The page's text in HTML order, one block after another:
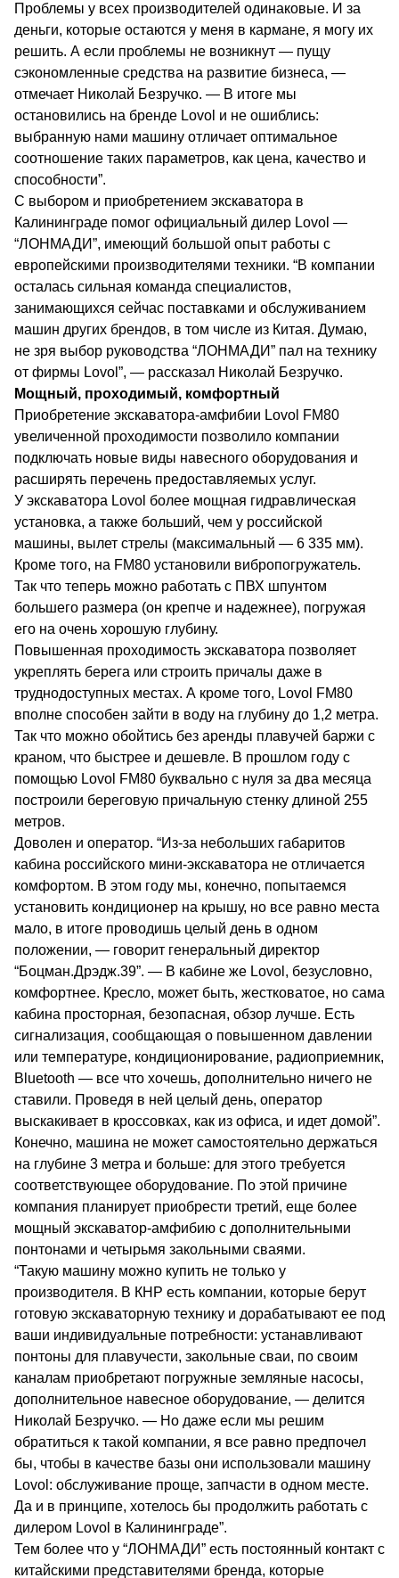
Проблемы у всех производителей одинаковые. И за
деньги, которые остаются у меня в кармане, я могу их
решить. А если проблемы не возникнут — пущу
сэкономленные средства на развитие бизнеса, —
отмечает Николай Безручко. — В итоге мы
остановились на бренде Lovol и не ошиблись:
выбранную нами машину отличает оптимальное
соотношение таких параметров, как цена, качество и
способности”.
С выбором и приобретением экскаватора в
Калининграде помог официальный дилер Lovol —
“ЛОНМАДИ”, имеющий большой опыт работы с
европейскими производителями техники. “В компании
осталась сильная команда специалистов,
занимающихся сейчас поставками и обслуживанием
машин других брендов, в том числе из Китая. Думаю,
не зря выбор руководства “ЛОНМАДИ” пал на технику
от фирмы Lovol”, — рассказал Николай Безручко.
Мощный, проходимый, комфортный
Приобретение экскаватора-амфибии Lovol FM80
увеличенной проходимости позволило компании
подключать новые виды навесного оборудования и
расширять перечень предоставляемых услуг.
У экскаватора Lovol более мощная гидравлическая
установка, а также больший, чем у российской
машины, вылет стрелы (максимальный — 6 335 мм).
Кроме того, на FM80 установили вибропогружатель.
Так что теперь можно работать с ПВХ шпунтом
большего размера (он крепче и надежнее), погружая
его на очень хорошую глубину.
Повышенная проходимость экскаватора позволяет
укреплять берега или строить причалы даже в
труднодоступных местах. А кроме того, Lovol FM80
вполне способен зайти в воду на глубину до 1,2 метра.
Так что можно обойтись без аренды плавучей баржи с
краном, что быстрее и дешевле. В прошлом году с
помощью Lovol FM80 буквально с нуля за два месяца
построили береговую причальную стенку длиной 255
метров.
Доволен и оператор. “Из-за небольших габаритов
кабина российского мини-экскаватора не отличается
комфортом. В этом году мы, конечно, попытаемся
установить кондиционер на крышу, но все равно места
мало, в итоге проводишь целый день в одном
положении, — говорит генеральный директор
“Боцман.Дрэдж.39”. — В кабине же Lovol, безусловно,
комфортнее. Кресло, может быть, жестковатое, но сама
кабина просторная, безопасная, обзор лучше. Есть
сигнализация, сообщающая о повышенном давлении
или температуре, кондиционирование, радиоприемник,
Bluetooth — все что хочешь, дополнительно ничего не
ставили. Проведя в ней целый день, оператор
выскакивает в кроссовках, как из офиса, и идет домой”.
Конечно, машина не может самостоятельно держаться
на глубине 3 метра и больше: для этого требуется
соответствующее оборудование. По этой причине
компания планирует приобрести третий, еще более
мощный экскаватор-амфибию с дополнительными
понтонами и четырьмя закольными сваями.
“Такую машину можно купить не только у
производителя. В КНР есть компании, которые берут
готовую экскаваторную технику и дорабатывают ее под
ваши индивидуальные потребности: устанавливают
понтоны для плавучести, закольные сваи, по своим
каналам приобретают погружные земляные насосы,
дополнительное навесное оборудование, — делится
Николай Безручко. — Но даже если мы решим
обратиться к такой компании, я все равно предпочел
бы, чтобы в качестве базы они использовали машину
Lovol: обслуживание проще, запчасти в одном месте.
Да и в принципе, хотелось бы продолжить работать с
дилером Lovol в Калининграде”.
Тем более что у “ЛОНМАДИ” есть постоянный контакт с
китайскими представителями бренда, которые